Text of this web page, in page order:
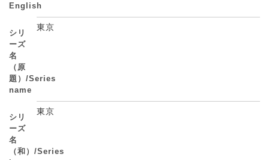
English
シリ
ーズ
名
（原
題）/Series
name
東京
シリ
ーズ
名
（和）/Series
東京